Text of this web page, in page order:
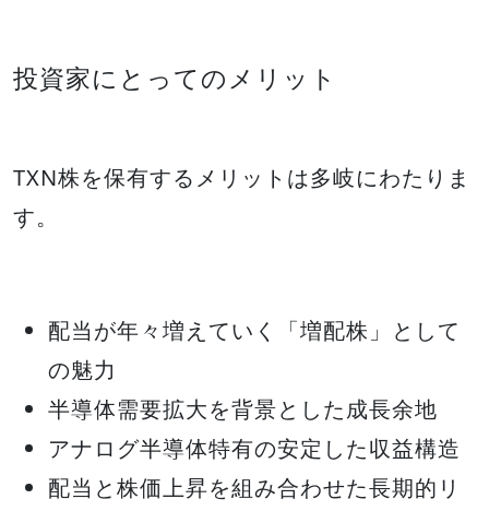
投資家にとってのメリット
TXN株を保有するメリットは多岐にわたりま
す。
配当が年々増えていく「増配株」として
の魅力
半導体需要拡大を背景とした成長余地
アナログ半導体特有の安定した収益構造
配当と株価上昇を組み合わせた長期的リ